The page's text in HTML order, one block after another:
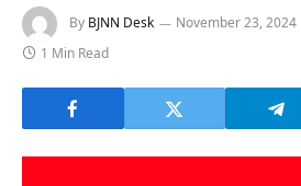
By BJNN Desk November 23, 2024
1 Min Read